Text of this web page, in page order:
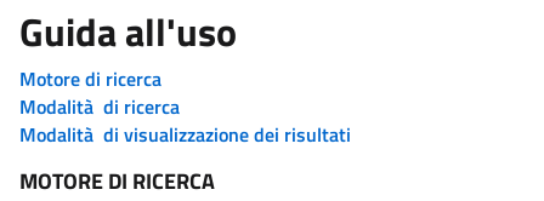
Guida all'uso
Motore di ricerca
Modalità di ricerca
Modalità di visualizzazione dei risultati
MOTORE DI RICERCA